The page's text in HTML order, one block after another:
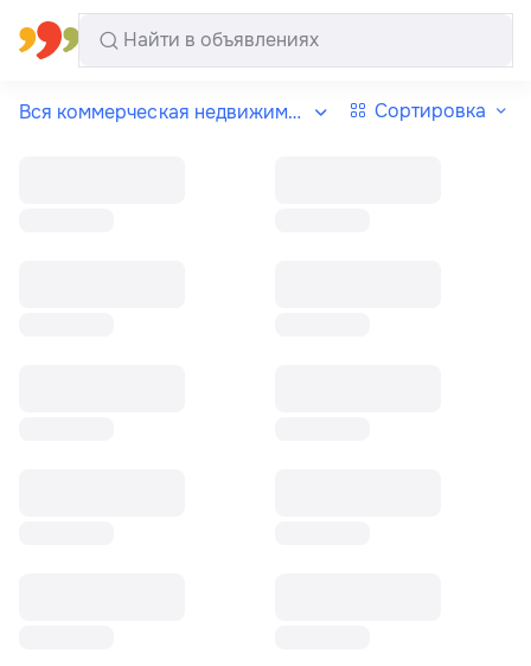
Все регионы Русский
Вся коммерческая недвижимость Сортировка